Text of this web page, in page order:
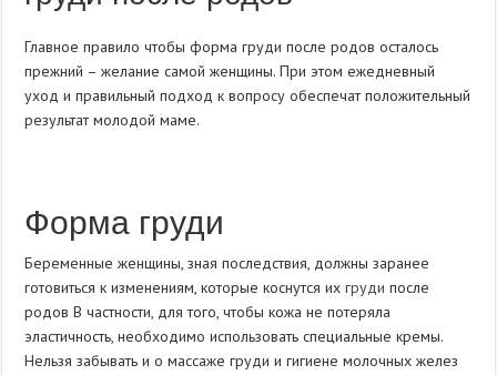
Главное правило чтобы форма груди после родов осталось
прежний – желание самой женщины. При этом ежедневный
уход и правильный подход к вопросу обеспечат положительный
результат молодой маме.
Форма груди
Беременные женщины, зная последствия, должны заранее
готовиться к изменениям, которые коснутся ихгруди после
родов В частности, для того, чтобы кожа не потеряла
эластичность, необходимо использовать специальные кремы.
Нельзя забывать и о массаже груди и гигиене молочных желез